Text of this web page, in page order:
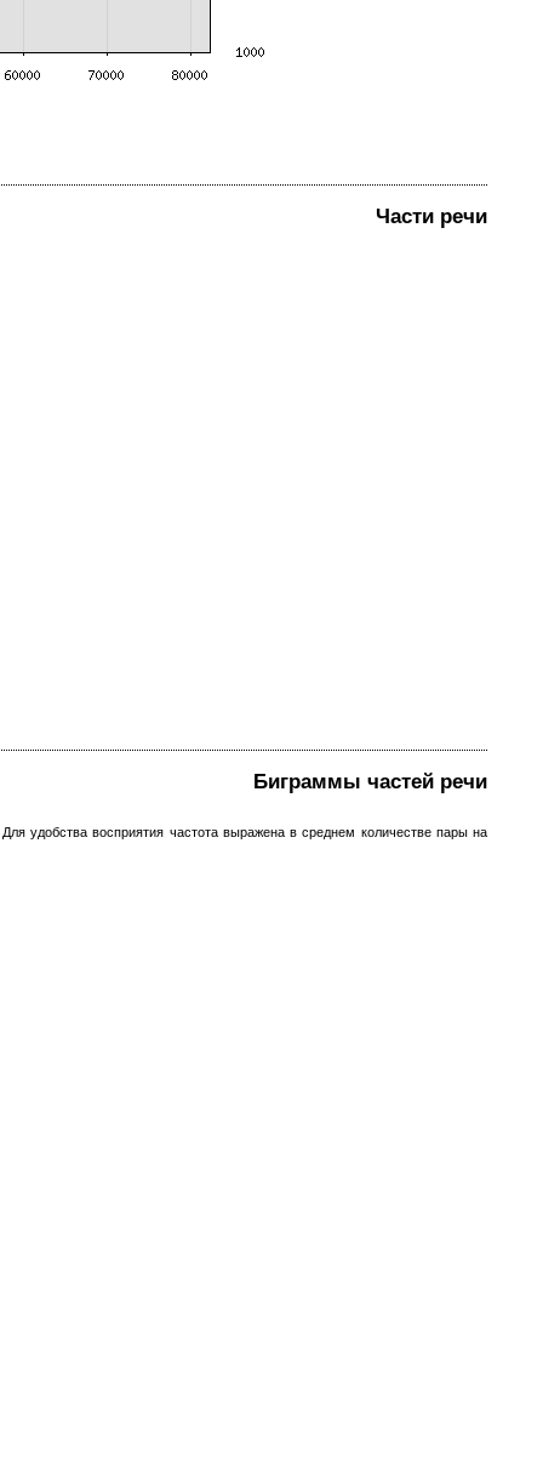
Части речи
Биграммы частей речи
удобства восприятия частота выражена в среднем количестве пары на